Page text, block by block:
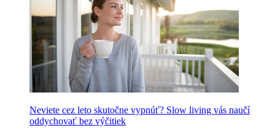
Neviete cez leto skutočne vypnúť? Slow living vás naučí
oddychovať bez výčitiek